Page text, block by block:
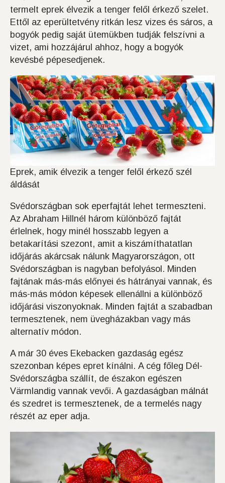
termelt eprek élvezik a tenger felől érkező szelet.
Ettől az eperültetvény ritkán lesz vizes és sáros, a
bogyók pedig saját ütemükben tudják felszívni a
vizet, ami hozzájárul ahhoz, hogy a bogyók
kevésbé pépesedjenek.
Eprek, amik élvezik a tenger felől érkező szél
áldását
Svédországban sok eperfajtát lehet termeszteni.
Az Abraham Hillnél három különböző fajtát
érlelnek, hogy minél hosszabb legyen a
betakarítási szezont, amit a kiszámíthatatlan
időjárás akárcsak nálunk Magyarországon, ott
Svédországban is nagyban befolyásol. Minden
fajtának más-más előnyei és hátrányai vannak, és
más-más módon képesek ellenállni a különböző
időjárási viszonyoknak. Minden fajtát a szabadban
termesztenek, nem üvegházakban vagy más
alternatív módon.
A már 30 éves Ekebacken gazdaság egész
szezonban képes epret kínálni. A cég főleg Dél-
Svédországba szállít, de északon egészen
Värmlandig vannak vevői. A gazdaságban málnát
és szedret is termesztenek, de a termelés nagy
részét az eper adja.